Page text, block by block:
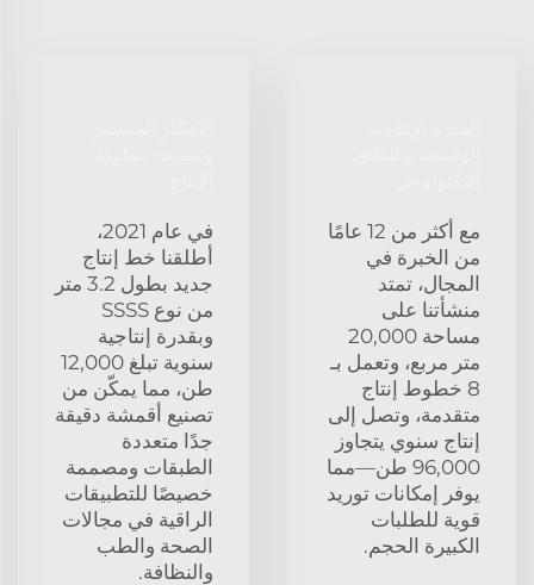
مع أكثر من 12 عامًا
من الخبرة في
المجال، تمتد
منشأتنا على
مساحة 20,000
متر مربع، وتعمل بـ
8 خطوط إنتاج
متقدمة، وتصل إلى
إنتاج سنوي يتجاوز
96,000 طن—مما
يوفر إمكانات توريد
قوية للطلبات
الكبيرة الحجم.
في عام 2021،
أطلقنا خط إنتاج
جديد بطول 3.2 متر
من نوع SSSS
وبقدرة إنتاجية
سنوية تبلغ 12,000
طن، مما يمكّن من
تصنيع أقمشة دقيقة
جدًا متعددة
الطبقات ومصممة
خصيصًا للتطبيقات
الراقية في مجالات
الصحة والطب
والنظافة.